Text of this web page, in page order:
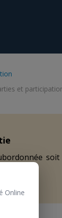
et
fédéral.
Online